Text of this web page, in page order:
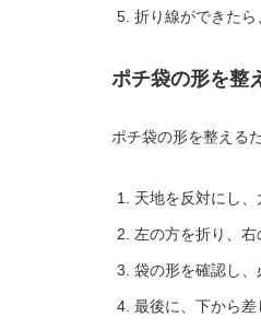
折り線ができたら
ポチ袋の形を整
ポチ袋の形を整える
天地を反対にし、
左の方を折り、右
袋の形を確認し、
最後に、下から差